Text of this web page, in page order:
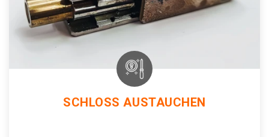
SCHLOSS AUSTAUCHEN